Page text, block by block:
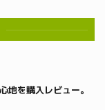
を購入レビュー。